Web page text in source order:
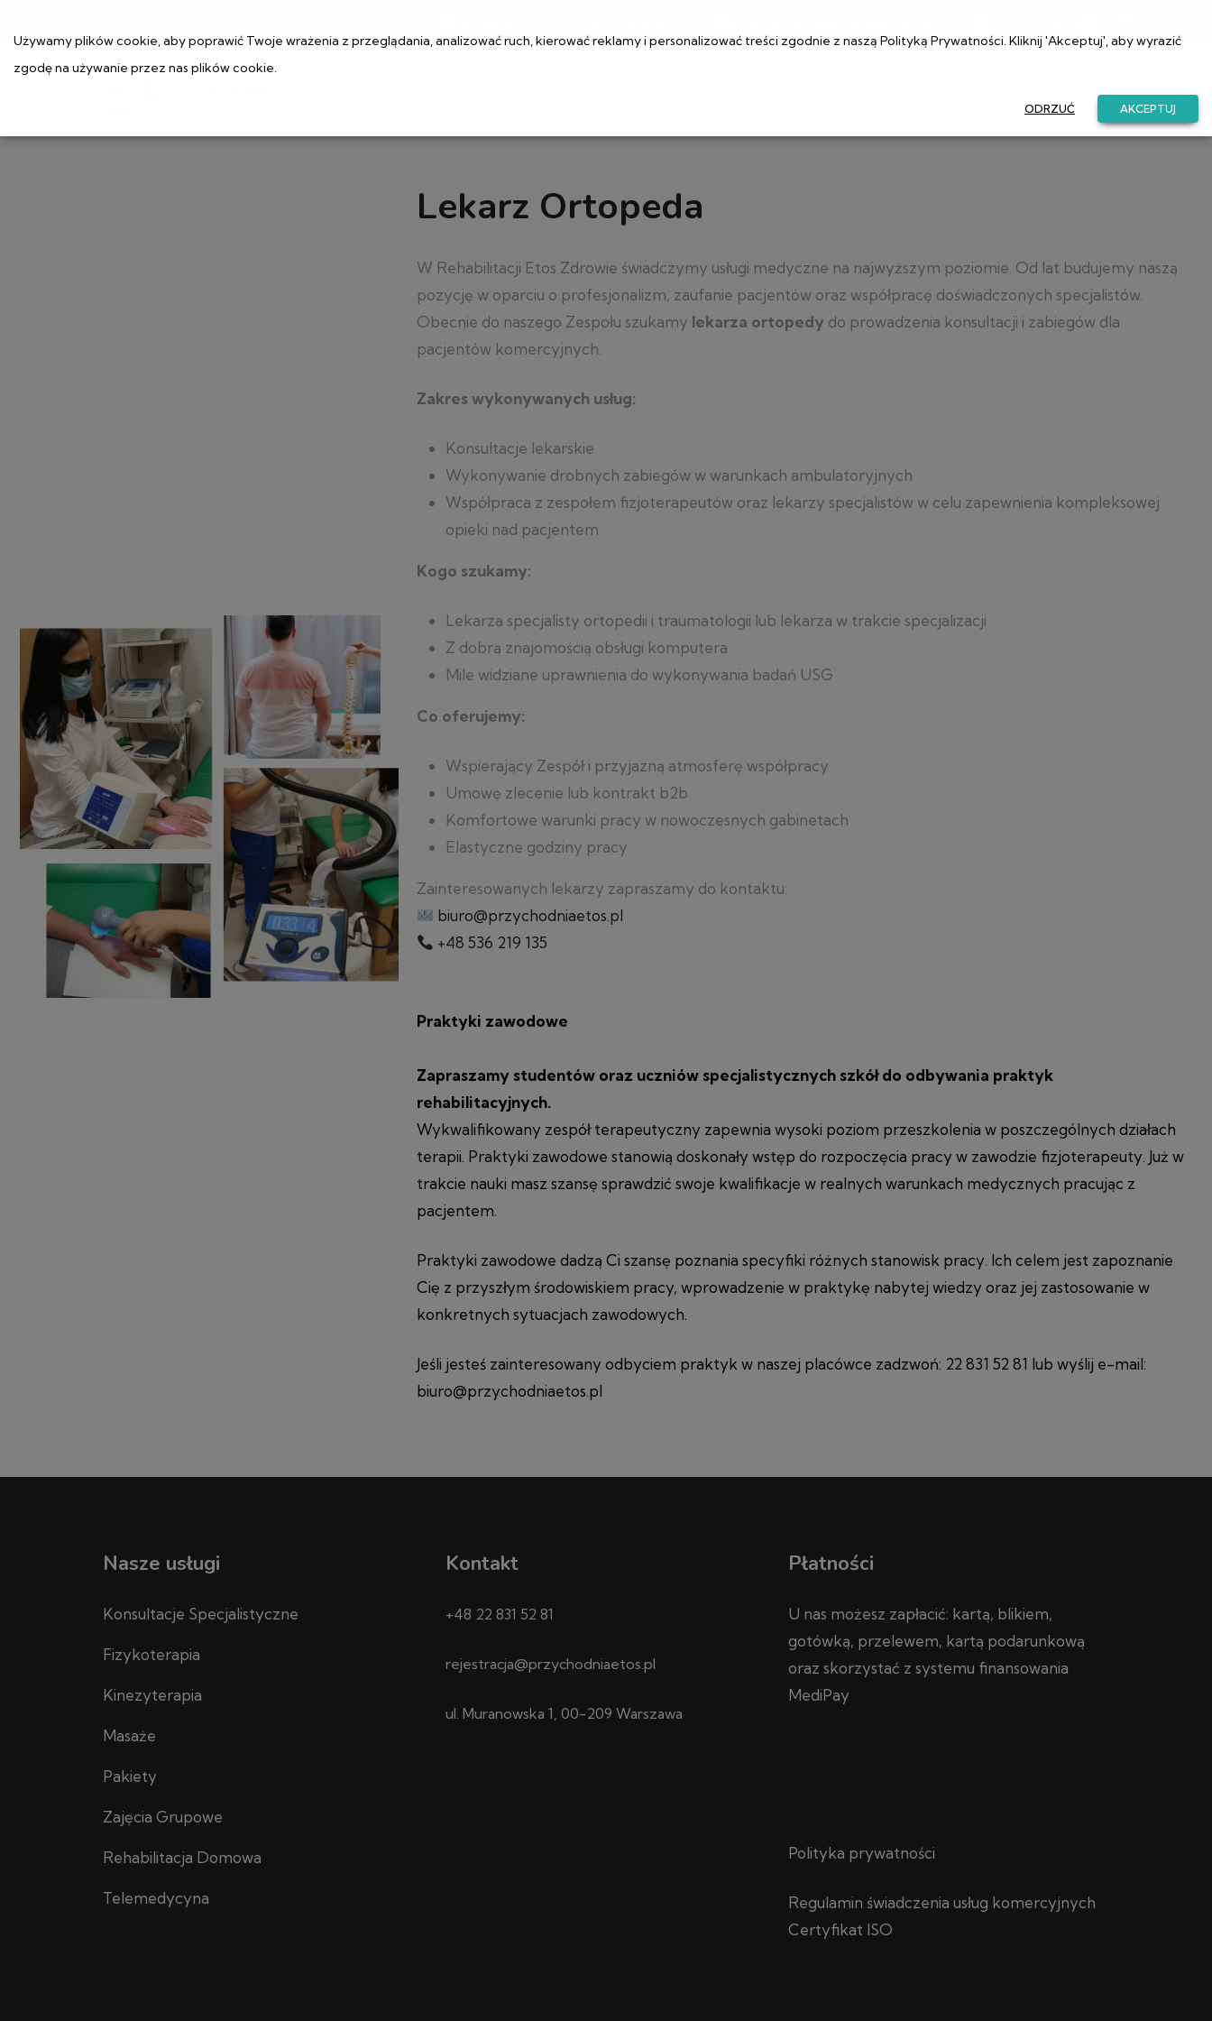
Lekarz Ortopeda
W Rehabilitacji Etos Zdrowie świadczymy usługi medyczne na najwyższym poziomie. Od lat budujemy naszą
pozycję w oparciu o profesjonalizm, zaufanie pacjentów oraz współpracę doświadczonych specjalistów.
Obecnie do naszego Zespołu szukamy lekarza ortopedy do prowadzenia konsultacji i zabiegów dla
pacjentów komercyjnych.
Zakres wykonywanych usług:
Konsultacje lekarskie
Wykonywanie drobnych zabiegów w warunkach ambulatoryjnych
Współpraca z zespołem fizjoterapeutów oraz lekarzy specjalistów w celu zapewnienia kompleksowej
opieki nad pacjentem
Kogo szukamy:
Lekarza specjalisty ortopedii i traumatologii lub lekarza w trakcie specjalizacji
Z dobrą znajomością obsługi komputera
Mile widziane uprawnienia do wykonywania badań USG
Co oferujemy:
Wspierający Zespół i przyjazną atmosferę współpracy
Umowę zlecenie lub kontrakt b2b
Komfortowe warunki pracy w nowoczesnych gabinetach
Elastyczne godziny pracy
Zainteresowanych lekarzy zapraszamy do kontaktu:
biuro@przychodniaetos.pl
+48 536 219 135
Praktyki zawodowe
Zapraszamy studentów oraz uczniów specjalistycznych szkół do odbywania praktyk
rehabilitacyjnych.
Wykwalifikowany zespół terapeutyczny zapewnia wysoki poziom przeszkolenia w poszczególnych działach
terapii. Praktyki zawodowe stanowią doskonały wstęp do rozpoczęcia pracy w zawodzie fizjoterapeuty. Już w
trakcie nauki masz szansę sprawdzić swoje kwalifikacje w realnych warunkach medycznych pracując z
pacjentem.
Praktyki zawodowe dadzą Ci szansę poznania specyfiki różnych stanowisk pracy. Ich celem jest zapoznanie
Cię z przyszłym środowiskiem pracy, wprowadzenie w praktykę nabytej wiedzy oraz jej zastosowanie w
konkretnych sytuacjach zawodowych.
Jeśli jesteś zainteresowany odbyciem praktyk w naszej placówce zadzwoń: 22 831 52 81 lub wyślij e-mail:
biuro@przychodniaetos.pl
Nasze usługi
Konsultacje Specjalistyczne
Fizykoterapia
Kinezyterapia
Masaże
Pakiety
Zajęcia Grupowe
Rehabilitacja Domowa
Telemedycyna
Kontakt
+48 22 831 52 81
rejestracja@przychodniaetos.pl
ul. Muranowska 1, 00-209 Warszawa
Płatności
U nas możesz zapłacić: kartą, blikiem,
gotówką, przelewem, kartą podarunkową
oraz skorzystać z systemu finansowania
MediPay
Polityka prywatności
Regulamin świadczenia usług komercyjnych
Certyfikat ISO
Używamy plików cookie, aby poprawić Twoje wrażenia z przeglądania, analizować ruch, kierować reklamy i personalizować treści zgodnie z naszą Polityką Prywatności. Kliknij 'Akceptuj', aby wyrazić
zgodę na używanie przez nas plików cookie.
ODRZUĆ AKCEPTUJ